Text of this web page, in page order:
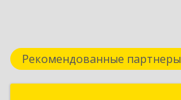
Рекомендованные партнеры